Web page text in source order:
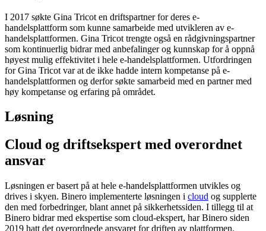
I 2017 søkte Gina Tricot en driftspartner for deres e-
handelsplattform som kunne samarbeide med utvikleren av e-
handelsplattformen. Gina Tricot trengte også en rådgivningspartner
som kontinuerlig bidrar med anbefalinger og kunnskap for å oppnå
høyest mulig effektivitet i hele e-handelsplattformen. Utfordringen
for Gina Tricot var at de ikke hadde intern kompetanse på e-
handelsplattformen og derfor søkte samarbeid med en partner med
høy kompetanse og erfaring på området.
Løsning
Cloud og driftsekspert med overordnet
ansvar
Løsningen er basert på at hele e-handelsplattformen utvikles og
drives i skyen. Binero implementerte løsningen i cloud og supplerte
den med forbedringer, blant annet på sikkerhetssiden. I tillegg til at
Binero bidrar med ekspertise som cloud-ekspert, har Binero siden
2019 hatt det overordnede ansvaret for driften av plattformen.